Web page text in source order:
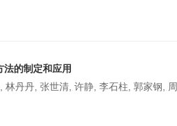
的制定和应用
丹丹, 张世清, 许静, 李石柱, 郭家钢, 周